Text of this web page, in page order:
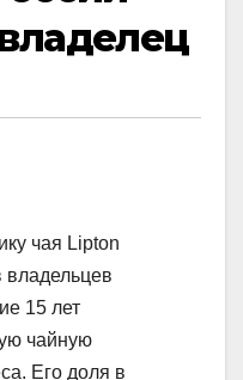
чая Lipton
владельцев
15 лет
чайную
Его доля в